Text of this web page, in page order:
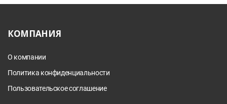
КОМПАНИЯ
О компании
Политика конфиденциальности
Пользовательское соглашение